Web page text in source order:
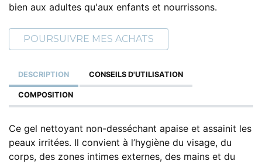
bien aux adultes qu'aux enfants et nourrissons.
POURSUIVRE MES ACHATS
DESCRIPTION CONSEILS D'UTILISATION
COMPOSITION
Ce gel nettoyant non-desséchant apaise et assainit les
peaux irritées. Il convient à l’hygiène du visage, du
corps, des zones intimes externes, des mains et du